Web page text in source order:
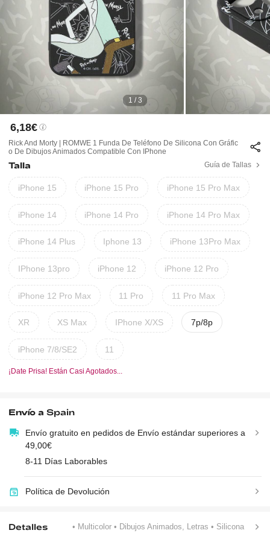
1 / 3
6,18€
Rick And Morty | ROMWE 1 Funda De Teléfono De Silicona Con Gráfic
O De Dibujos Animados Compatible Con IPhone
Talla Guía de Tallas
iPhone 15 iPhone 15 Pro iPhone 15 Pro Max
iPhone 14 iPhone 14 Pro iPhone 14 Pro Max
iPhone 14 Plus Iphone 13 iPhone 13Pro Max
IPhone 13pro iPhone 12 iPhone 12 Pro
iPhone 12 Pro Max 11 Pro 11 Pro Max
XR XS Max IPhone X/XS 7p/8p
iPhone 7/8/SE2 11
¡Date Prisa! Están Casi Agotados...
Envío aSpain
Envío gratuito en pedidos de Envío estándar superiores a
49,00€
8-11 Días Laborables
Política de Devolución
Detalles • Multicolor• Dibujos Animados, Letras• Silicona